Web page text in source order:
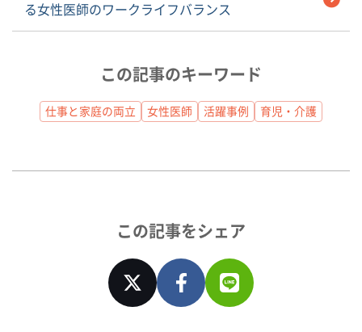
る女性医師のワークライフバランス
この記事のキーワード
仕事と家庭の両立 女性医師 活躍事例 育児・介護
この記事をシェア